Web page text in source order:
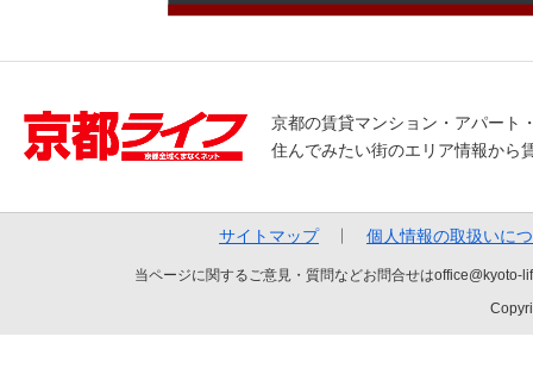
京都の賃貸マンション・アパート
住んでみたい街のエリア情報から
サイトマップ 個人情報の取扱いに
当ページに関するご意見・質問などお問合せは